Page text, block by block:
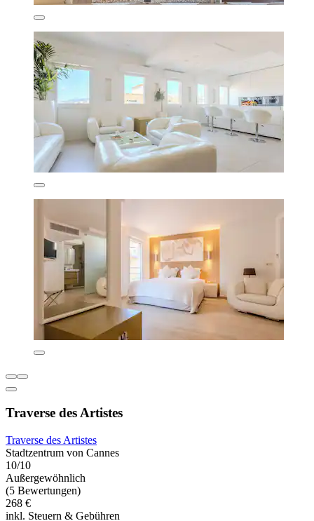
Traverse des Artistes
Traverse des Artistes
Stadtzentrum von Cannes
10/10
Außergewöhnlich
(5 Bewertungen)
268 €
inkl. Steuern & Gebühren